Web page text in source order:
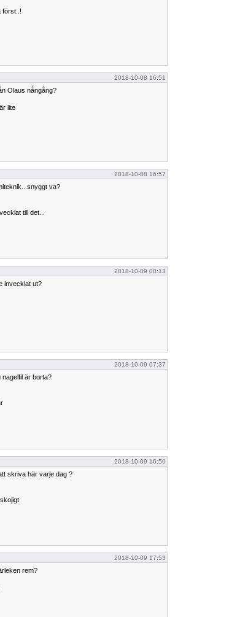
först..!
2018-10-08 16:51
Olaus nångång?
lite
2018-10-08 16:57
va?
till det...
2018-10-09 00:13
invecklat ut?
2018-10-09 07:37
nagelfil är borta?
2018-10-09 16:50
skriva här varje dag ?
2018-10-09 17:53
rem?